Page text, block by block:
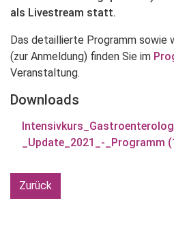
als Livestream statt.
Das detaillierte Programm sowie
(zur Anmeldung) finden Sie im
Veranstaltung.
Downloads
_Update_2021_-_Programm
Zurück